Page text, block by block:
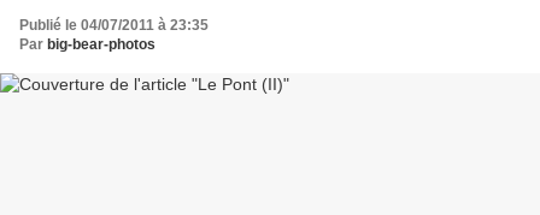
Publié le 04/07/2011 à 23:35
Par big-bear-photos